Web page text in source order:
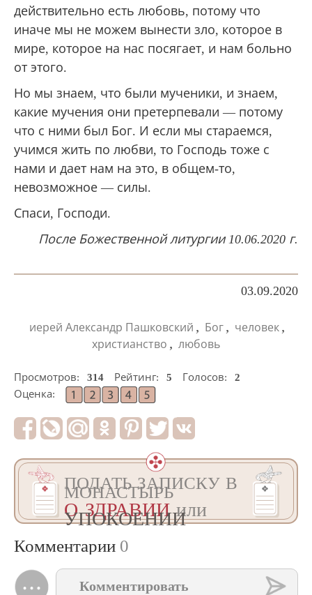
действительно есть любовь, потому что
иначе мы не можем вынести зло, которое в
мире, которое на нас посягает, и нам больно
от этого.
Но мы знаем, что были мученики, и знаем,
какие мучения они претерпевали — потому
что с ними был Бог. И если мы стараемся,
учимся жить по любви, то Господь тоже с
нами и дает нам на это, в общем-то,
невозможное — силы.
Спаси, Господи.
После Божественной литургии 10.06.2020 г.
03.09.2020
иерей Александр Пашковский , Бог , человек ,
христианство , любовь
Просмотров: 314 Рейтинг: 5 Голосов:
2
Оценка:
ПОДАТЬ ЗАПИСКУ В
МОНАСТЫРЬ
О ЗДРАВИИили
УПОКОЕНИИ
Комментарии 0
Комментировать